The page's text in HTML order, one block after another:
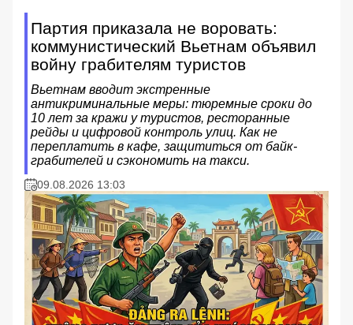
Партия приказала не воровать:
коммунистический Вьетнам объявил
войну грабителям туристов
Вьетнам вводит экстренные
антикриминальные меры: тюремные сроки до
10 лет за кражи у туристов, ресторанные
рейды и цифровой контроль улиц. Как не
переплатить в кафе, защититься от байк-
грабителей и сэкономить на такси.
09.08.2026 13:03